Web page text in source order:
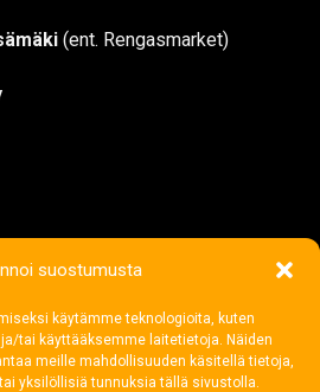
suostumusta
käytämme teknologioita, kuten
tai käyttääksemme laitetietoja. Näiden
meille mahdollisuuden käsitellä tietoja,
yksilöllisiä tunnuksia tällä sivustolla.
(ent. Rengasmarket)